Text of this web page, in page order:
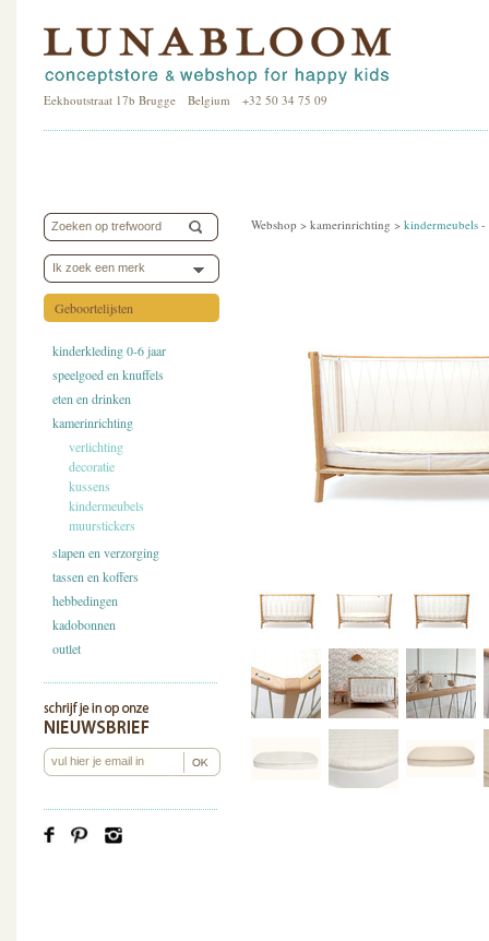
Eekhoutstraat 17b Brugge Belgium +32 50 34 75 09
Ik zoek een merk
Geboortelijsten
kinderkleding 0-6 jaar
speelgoed en knuffels
eten en drinken
kamerinrichting
verlichting
decoratie
kussens
kindermeubels
muurstickers
slapen en verzorging
tassen en koffers
hebbedingen
kadobonnen
outlet
Webshop > kamerinrichting > kindermeubels -